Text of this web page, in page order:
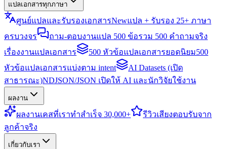
แปลเอกสารทุกภาษา
ศูนย์แปลและรับรองเอกสารNewแปล + รับรอง 25+ ภาษา
ครบวงจร
ถาม-ตอบงานแปล 500 ข้อรวม 500 คำถามจริง
เรื่องงานแปลเอกสาร
500 หัวข้อแปลเอกสารยอดนิยม500
หัวข้อแปลเอกสารแบ่งตาม intent
AI Datasets (เปิด
สาธารณะ)NDJSON/JSON เปิดให้ AI และนักวิจัยใช้งาน
ผลงาน
ผลงานเคสที่เราทำสำเร็จ 30,000+ รีวิวเสียงตอบรับจาก
ลูกค้าจริง
เกี่ยวกับเรา